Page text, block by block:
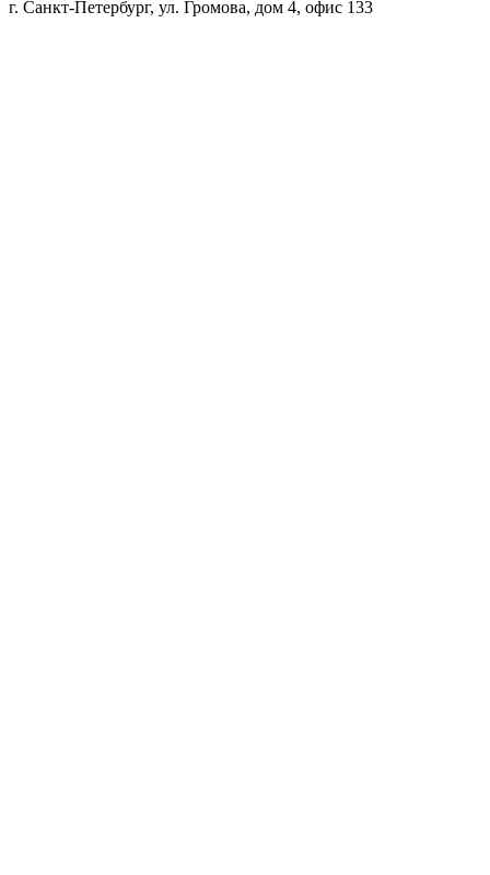
г. Санкт-Петербург, ул. Громова, дом 4, офис 133